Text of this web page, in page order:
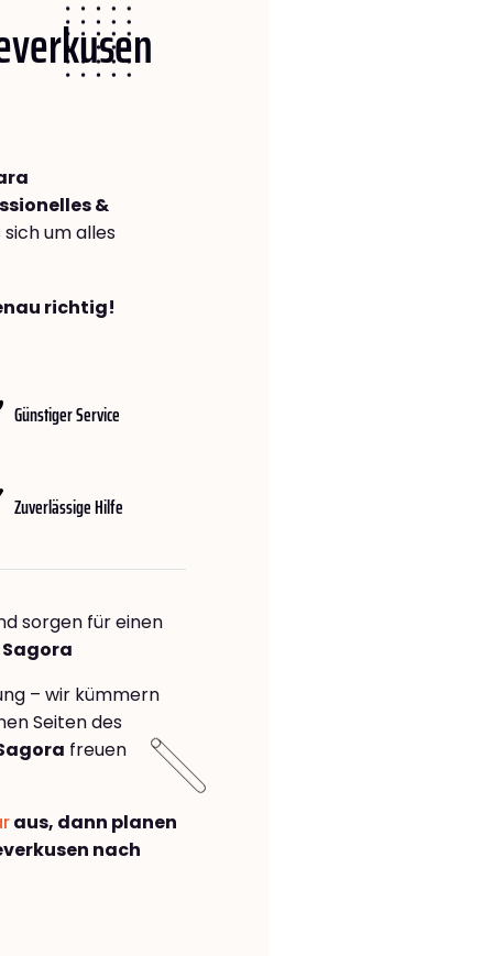
&
sich um alles
richtig!
Günstiger Service
Zuverlässige Hilfe
sorgen für einen
– wir kümmern
Seiten des
freuen
aus, dann planen
nach